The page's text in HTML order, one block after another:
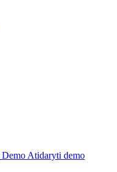
Demo Atidaryti demo